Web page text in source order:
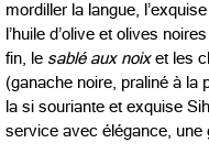
mordiller la langue,
l’huile d’olive et olives
fin, le sablé aux noixet les
(ganache noire, praliné à la
la si souriante et exquise
service avec élégance, une